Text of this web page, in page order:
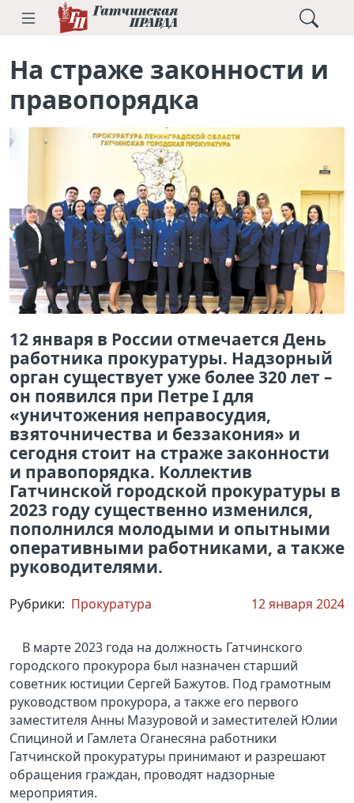
На страже законности и
правопорядка
12 января в России отмечается День
работника прокуратуры. Надзорный
орган существует уже более 320 лет –
он появился при Петре I для
«уничтожения неправосудия,
взяточничества и беззакония» и
сегодня стоит на страже законности
и правопорядка. Коллектив
Гатчинской городской прокуратуры в
2023 году существенно изменился,
пополнился молодыми и опытными
оперативными работниками, а также
руководителями.
Рубрики: Прокуратура 12 января 2024
В марте 2023 года на должность Гатчинского
городского прокурора был назначен старший
советник юстиции Сергей Бажутов. Под грамотным
руководством прокурора, а также его первого
заместителя Анны Мазуровой и заместителей Юлии
Спициной и Гамлета Оганесяна работники
Гатчинской прокуратуры принимают и разрешают
обращения граждан, проводят надзорные
мероприятия.